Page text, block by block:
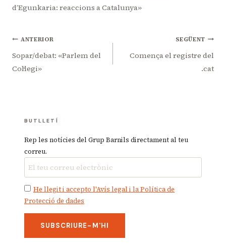
d’Egunkaria: reaccions a Catalunya»
Navegació
d'entrades
ANTERIOR
Sopar/debat: «Parlem del
Col·legi»
SEGÜENT
Comença el registre del
.cat
BUTLLETÍ
Rep les notícies del Grup Barnils directament al teu
correu.
He llegit i accepto l'Avís legal i la Política de
Protecció de dades